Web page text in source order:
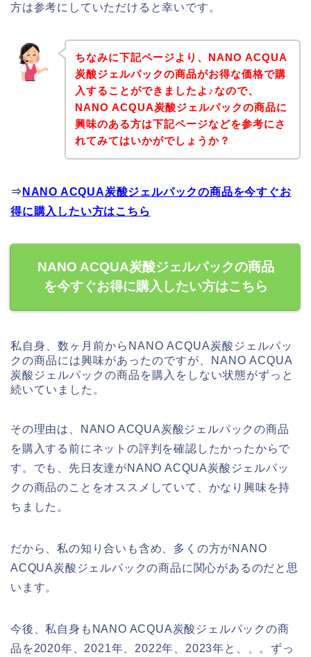
方は参考にしていただけると幸いです。
ちなみに下記ページより、NANO ACQUA
炭酸ジェルパックの商品がお得な価格で購
入することができましたよ♪なので、
NANO ACQUA炭酸ジェルパックの商品に
興味のある方は下記ページなどを参考にさ
れてみてはいかがでしょうか？
⇒ NANO ACQUA炭酸ジェルパックの商品を今すぐお
得に購入したい方はこちら
NANO ACQUA炭酸ジェルパックの商品
を今すぐお得に購入したい方はこちら
私自身、数ヶ月前からNANO ACQUA炭酸ジェルパッ
クの商品には興味があったのですが、NANO ACQUA
炭酸ジェルパックの商品を購入をしない状態がずっと
続いていました。
その理由は、NANO ACQUA炭酸ジェルパックの商品
を購入する前にネットの評判を確認したかったからで
す。でも、先日友達がNANO ACQUA炭酸ジェルパッ
クの商品のことをオススメしていて、かなり興味を持
ちました。
だから、私の知り合いも含め、多くの方がNANO
ACQUA炭酸ジェルパックの商品に関心があるのだと思
います。
今後、私自身もNANO ACQUA炭酸ジェルパックの商
品を2020年、2021年、2022年、2023年と、、。ずっ